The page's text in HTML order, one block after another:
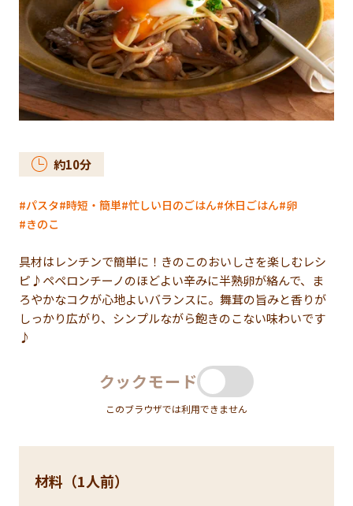
約10分
パスタ 時短・簡単 忙しい日のごはん 休日ごはん 卵
きのこ
具材はレンチンで簡単に！きのこのおいしさを楽しむレシ
ピ♪ペペロンチーノのほどよい辛みに半熟卵が絡んで、ま
ろやかなコクが心地よいバランスに。舞茸の旨みと香りが
しっかり広がり、シンプルながら飽きのこない味わいです
♪
クックモード
このブラウザでは利用できません
材料（1人前）